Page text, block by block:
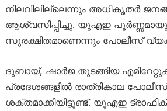
നിലവിലില്ലെന്നും അധികൃതർ
ആശ്വസിപ്പിച്ചു. യുഎഇ
സുരക്ഷിതമാണെന്നും പോലീസ്
ദുബായ്, ഷാർജ തുടങ്ങിയ
പ്രദേശങ്ങളിൽ രാത്രികാല
ശക്തമാക്കിയിട്ടുണ്ട്. യുഎഇ